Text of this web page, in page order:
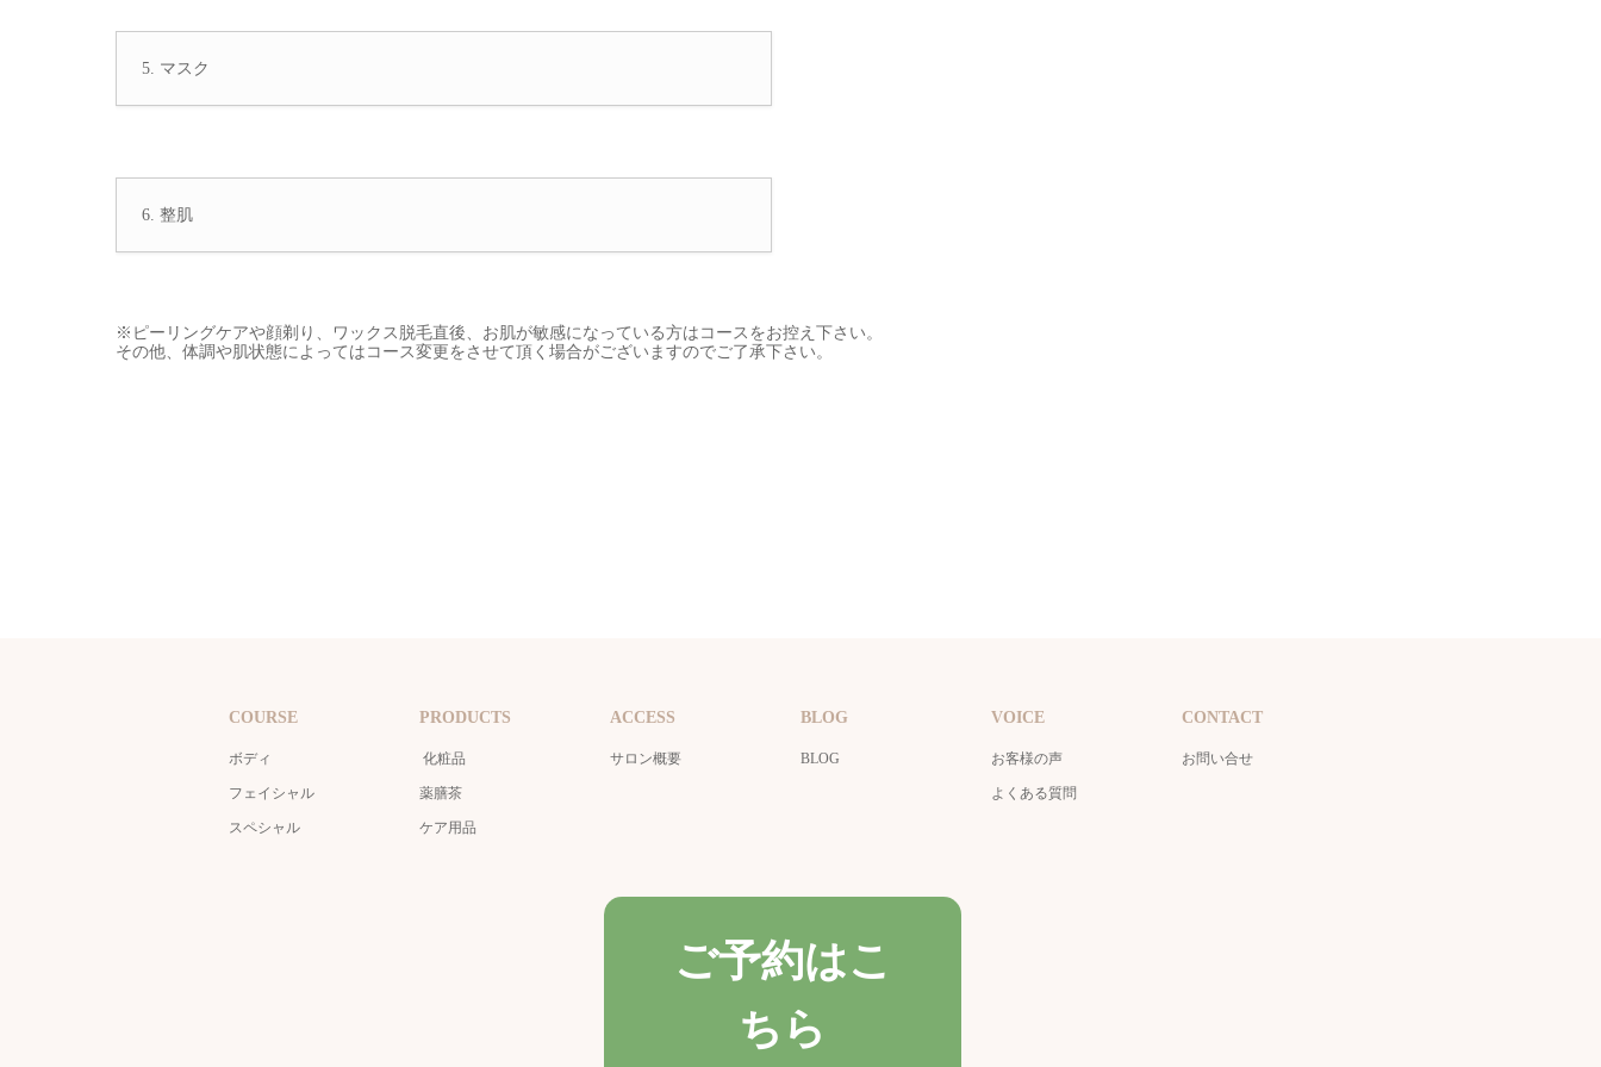
5. マスク
6. 整肌
※ピーリングケアや顔剃り、ワックス脱毛直後、お肌が敏感になっている方はコースをお控え下さい。
その他、体調や肌状態によってはコース変更をさせて頂く場合がございますのでご了承下さい。
COURSE
ボディ
フェイシャル
スペシャル
PRODUCTS
化粧品
薬膳茶
ケア用品
ACCESS
サロン概要
BLOG
BLOG
VOICE
お客様の声
よくある質問
CONTACT
お問い合せ
ご予約はこ
ちら